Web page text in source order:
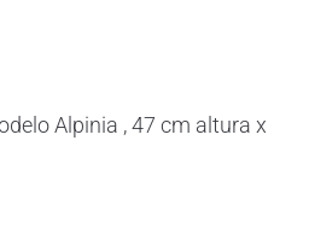
Alpinia , 47 cm altura x